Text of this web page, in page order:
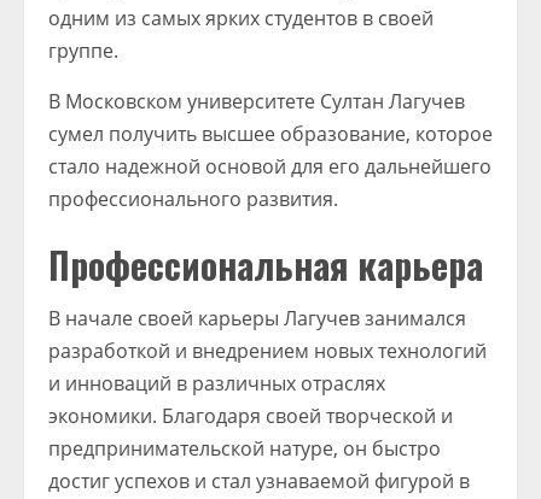
одним из самых ярких студентов в своей
группе.
В Московском университете Султан Лагучев
сумел получить высшее образование, которое
стало надежной основой для его дальнейшего
профессионального развития.
Профессиональная карьера
В начале своей карьеры Лагучев занимался
разработкой и внедрением новых технологий
и инноваций в различных отраслях
экономики. Благодаря своей творческой и
предпринимательской натуре, он быстро
достиг успехов и стал узнаваемой фигурой в